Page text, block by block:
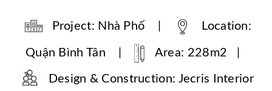
Project: Nhà Phố | Location:
Quận Bình Tân | Area: 228m2 |
Design & Construction: Jecris Interior